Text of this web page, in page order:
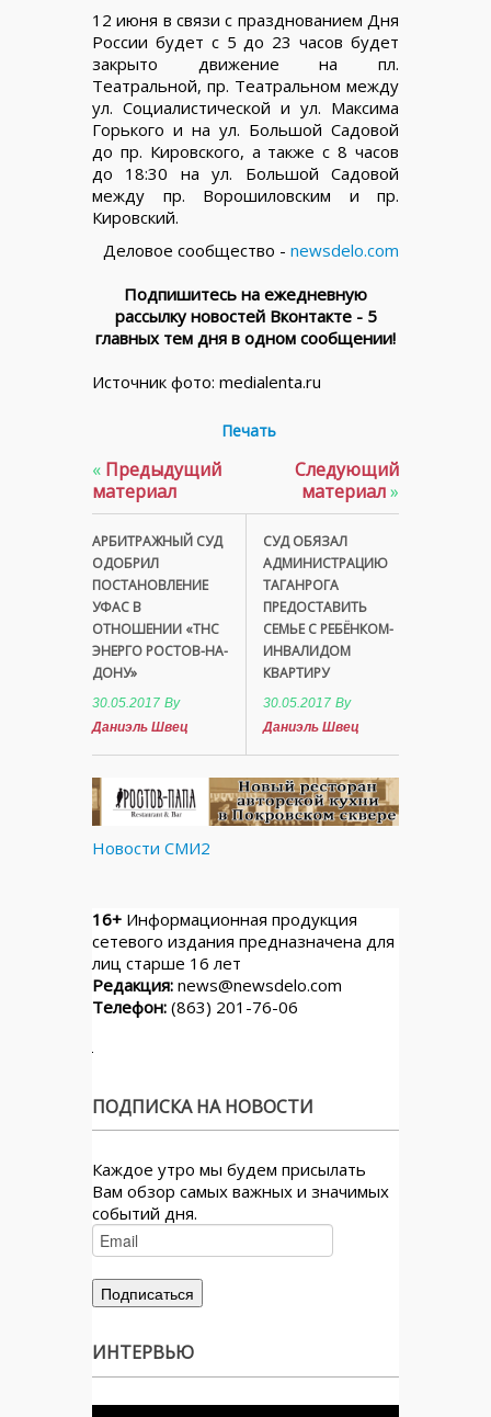
12 июня в связи с празднованием Дня
России будет с 5 до 23 часов будет
закрыто движение на пл.
Театральной, пр. Театральном между
ул. Социалистической и ул. Максима
Горького и на ул. Большой Садовой
до пр. Кировского, а также с 8 часов
до 18:30 на ул. Большой Садовой
между пр. Ворошиловским и пр.
Кировский.
Деловое сообщество - newsdelo.com
Подпишитесь на ежедневную
рассылку новостей Вконтакте - 5
главных тем дня в одном сообщении!
Источник фото: medialenta.ru
Печать
« Предыдущий
материал
АРБИТРАЖНЫЙ СУД
ОДОБРИЛ
ПОСТАНОВЛЕНИЕ
УФАС В
ОТНОШЕНИИ «ТНС
ЭНЕРГО РОСТОВ-НА-
ДОНУ»
30.05.2017 By
Даниэль Швец
Следующий
материал»
СУД ОБЯЗАЛ
АДМИНИСТРАЦИЮ
ТАГАНРОГА
ПРЕДОСТАВИТЬ
СЕМЬЕ С РЕБЁНКОМ-
ИНВАЛИДОМ
КВАРТИРУ
30.05.2017 By
Даниэль Швец
Новости СМИ2
16+ Информационная продукция
сетевого издания предназначена для
лиц старше 16 лет
Редакция: news@newsdelo.com
Телефон: (863) 201-76-06
ПОДПИСКА НА НОВОСТИ
Каждое утро мы будем присылать
Вам обзор самых важных и значимых
событий дня.
ИНТЕРВЬЮ